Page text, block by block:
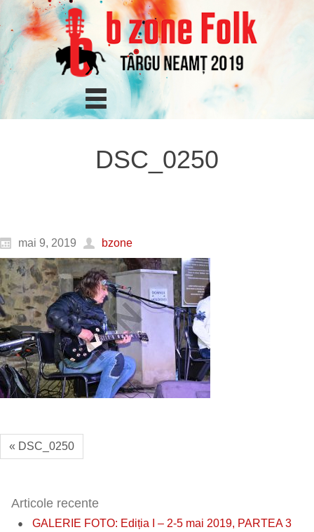
DSC_0250
mai 9, 2019 bzone
« DSC_0250
Articole recente
GALERIE FOTO: Ediția I – 2-5 mai 2019, PARTEA 3